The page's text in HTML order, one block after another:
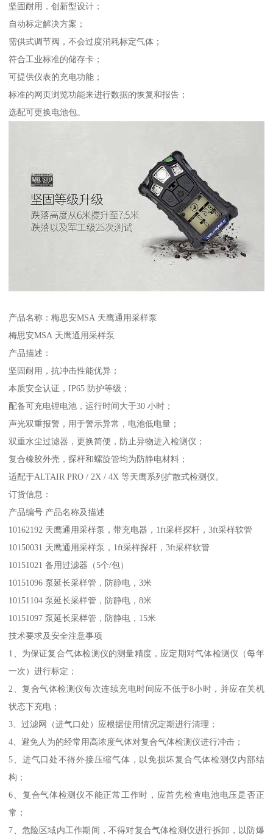
坚固耐用，创新型设计；
自动标定解决方案；
需供式调节阀，不会过度消耗标定气体；
符合工业标准的储存卡；
可提供仪表的充电功能；
标准的网页浏览功能来进行数据的恢复和报告；
选配可更换电池包。
产品名称：梅思安MSA 天鹰通用采样泵
梅思安MSA 天鹰通用采样泵
产品描述：
坚固耐用，抗冲击性能优异；
本质安全认证，IP65 防护等级；
配备可充电锂电池，运行时间大于30 小时；
声光双重报警，用于警示异常，电池低电量；
双重水尘过滤器，更换简便，防止异物进入检测仪；
复合橡胶外壳，探杆和螺旋管均为防静电材料；
适配于ALTAIR PRO / 2X / 4X 等天鹰系列扩散式检测仪。
订货信息：
产品编号 产品名称及描述
10162192 天鹰通用采样泵，带充电器，1ft采样探杆，3ft采样软管
10150031 天鹰通用采样泵，1ft采样探杆，3ft采样软管
10151021 备用过滤器（5个/包）
10151096 泵延长采样管，防静电，3米
10151104 泵延长采样管，防静电，8米
10151097 泵延长采样管，防静电，15米
技术要求及安全注意事项
1、为保证复合气体检测仪的测量精度，应定期对气体检测仪（每年
一次）进行标定；
2、复合气体检测仪每次连续充电时间应不低于8小时，并应在关机
状态下充电；
3、过滤网（进气口处）应根据使用情况定期进行清理；
4、避免人为的经常用高浓度气体对复合气体检测仪进行冲击；
5、进气口处不得外接压缩气体，以免损坏复合气体检测仪内部结
构；
6、复合气体检测仪不能正常工作时，应首先检查电池电压是否正
常；
7、危险区域内工作期间，不得对复合气体检测仪进行拆卸，以防爆